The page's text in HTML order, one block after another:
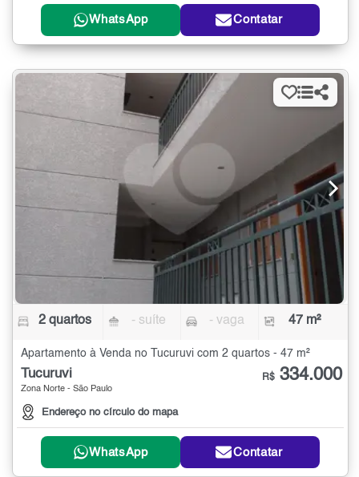
WhatsApp Contatar
2 quartos - suíte - vaga 47 m²
Apartamento à Venda no Tucuruvi com 2 quartos - 47 m²
Tucuruvi
Zona Norte - São Paulo
Endereço no círculo do mapa
R$ 334.000
WhatsApp Contatar